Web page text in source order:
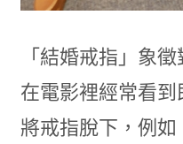
「結婚戒指」象
在電影裡經常看
將戒指脫下，例